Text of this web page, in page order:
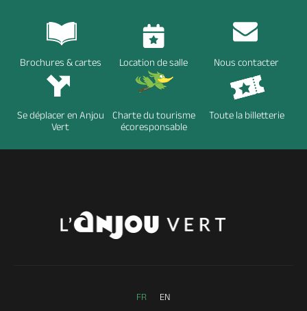
Brochures & cartes Location de salle Nous contacter
Se déplacer en Anjou
Vert
Charte du tourisme
écoresponsable
Toute la billetterie
FR EN